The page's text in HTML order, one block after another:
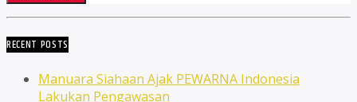
RECENT POSTS
Manuara Siahaan Ajak PEWARNA Indonesia
Lakukan Pengawasan